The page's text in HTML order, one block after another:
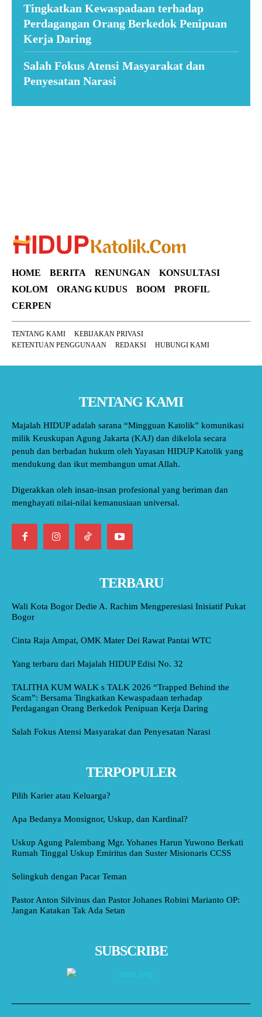
Tingkatkan Kewaspadaan terhadap
Perdagangan Orang Berkedok Penipuan
Kerja Daring
Salah Fokus Atensi Masyarakat dan
Penyesatan Narasi
HOME BERITA RENUNGAN
KONSULTASI
KOLOM
ORANG KUDUS BOOM
PROFIL
CERPEN
TENTANG KAMI
KEBIJAKAN PRIVASI
KETENTUAN PENGGUNAAN
REDAKSI HUBUNGI KAMI
TENTANG KAMI
Majalah HIDUP adalah sarana “Mingguan Katolik” komunikasi
milik Keuskupan Agung Jakarta (KAJ) dan dikelola secara
penuh dan berbadan hukum oleh Yayasan HIDUP Katolik yang
mendukung dan ikut membangun umat Allah.
Digerakkan oleh insan-insan profesional yang beriman dan
menghayati nilai-nilai kemanusiaan universal.
TERBARU
Wali Kota Bogor Dedie A. Rachim Mengperesiasi Inisiatif Pukat
Bogor
Cinta Raja Ampat, OMK Mater Dei Rawat Pantai WTC
Yang terbaru dari Majalah HIDUP Edisi No. 32
TALITHA KUM WALK s TALK 2026 “Trapped Behind the
Scam”: Bersama Tingkatkan Kewaspadaan terhadap
Perdagangan Orang Berkedok Penipuan Kerja Daring
Salah Fokus Atensi Masyarakat dan Penyesatan Narasi
TERPOPULER
Pilih Karier atau Keluarga?
Apa Bedanya Monsignor, Uskup, dan Kardinal?
Uskup Agung Palembang Mgr. Yohanes Harun Yuwono Berkati
Rumah Tinggal Uskup Emiritus dan Suster Misionaris CCSS
Selingkuh dengan Pacar Teman
Pastor Anton Silvinus dan Pastor Johanes Robini Marianto OP:
Jangan Katakan Tak Ada Setan
SUBSCRIBE